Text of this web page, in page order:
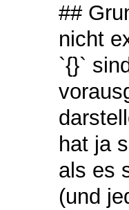
##
nicht
`{}`
hat ja
als es
(und